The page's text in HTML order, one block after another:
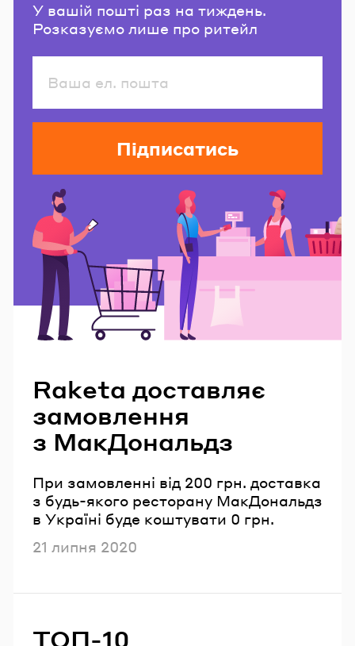
У вашій пошті раз на тиждень.
Розказуємо лише про ритейл
Підписатись
Raketa доставляє
замовлення
з МакДональдз
При замовленні від 200 грн. доставка
з будь-якого ресторану МакДональдз
в Україні буде коштувати 0 грн.
Опубліковано
21 липня 2020
ТОП-10